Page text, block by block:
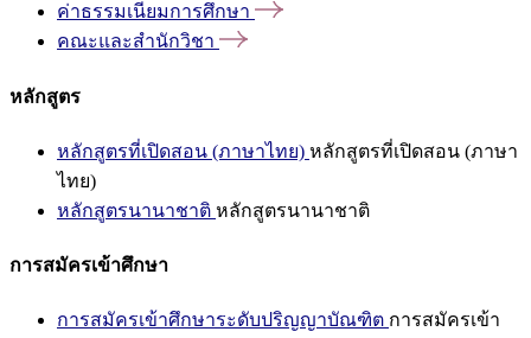
ค่าธรรมเนียมการศึกษา
คณะและสำนักวิชา
หลักสูตร
หลักสูตรที่เปิดสอน (ภาษาไทย) หลักสูตรที่เปิดสอน (ภาษา
ไทย)
หลักสูตรนานาชาติ หลักสูตรนานาชาติ
การสมัครเข้าศึกษา
การสมัครเข้าศึกษาระดับปริญญาบัณฑิต การสมัครเข้า